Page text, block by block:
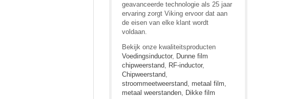
geavanceerde technologie als 25 jaar
ervaring zorgt Viking ervoor dat aan
de eisen van elke klant wordt
voldaan.
Bekijk onze kwaliteitsproducten
Voedingsinductor, Dunne film
chipweerstand, RF-inductor,
Chipweerstand,
stroommeetweerstand, metaal film,
metaal weerstanden, Dikke film